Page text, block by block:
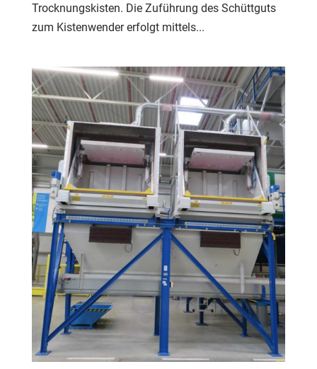
Trocknungskisten. Die Zuführung des Schüttguts
zum Kistenwender erfolgt mittels...